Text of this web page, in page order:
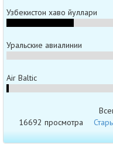
Узбекистон хаво йуллари
Уральские авиалинии
Air Baltic
16692 просмотра